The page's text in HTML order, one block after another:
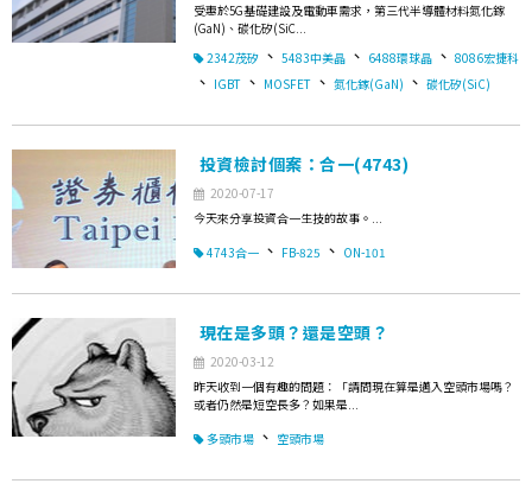
受惠於5G基礎建設及電動車需求，第三代半導體材料氮化鎵
(GaN)、碳化矽(SiC...
2342茂矽 、 5483中美晶 、 6488環球晶 、 8086宏捷科
、 IGBT 、 MOSFET 、 氮化鎵(GaN) 、 碳化矽(SiC)
投資檢討個案：合一(4743)
2020-07-17
今天來分享投資合一生技的故事。...
4743合一 、 FB-825 、 ON-101
現在是多頭？還是空頭？
2020-03-12
昨天收到一個有趣的問題：「請問現在算是邁入空頭市場嗎？
或者仍然是短空長多？如果是...
多頭市場 、 空頭市場